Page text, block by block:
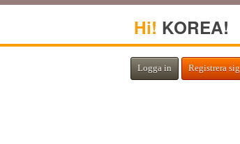
Hi! KOREA!
Logga in Registrera sig